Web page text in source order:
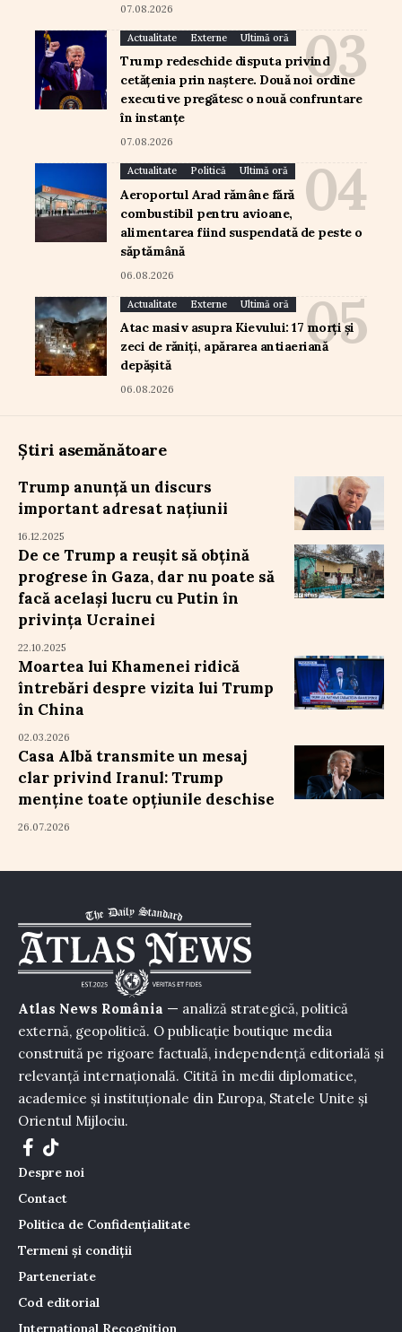
07.08.2026
Actualitate Externe Ultimă oră
Trump redeschide disputa privind
cetățenia prin naștere. Două noi ordine
executive pregătesc o nouă confruntare
în instanțe
07.08.2026
Actualitate Politică Ultimă oră
Aeroportul Arad rămâne fără
combustibil pentru avioane,
alimentarea fiind suspendată de peste o
săptămână
06.08.2026
Actualitate Externe Ultimă oră
Atac masiv asupra Kievului: 17 morți și
zeci de răniți, apărarea antiaeriană
depășită
06.08.2026
Știri asemănătoare
Trump anunță un discurs
important adresat națiunii
16.12.2025
De ce Trump a reușit să obțină
progrese în Gaza, dar nu poate să
facă același lucru cu Putin în
privința Ucrainei
22.10.2025
Moartea lui Khamenei ridică
întrebări despre vizita lui Trump
în China
02.03.2026
Casa Albă transmite un mesaj
clar privind Iranul: Trump
menține toate opțiunile deschise
26.07.2026
Atlas News România — analiză strategică, politică
externă, geopolitică. O publicație boutique media
construită pe rigoare factuală, independență editorială și
relevanță internațională. Citită în medii diplomatice,
academice și instituționale din Europa, Statele Unite și
Orientul Mijlociu.
Despre noi
Contact
Politica de Confidențialitate
Termeni și condiții
Parteneriate
Cod editorial
International Recognition